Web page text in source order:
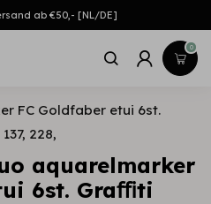
ab €50,- [NL/DE]
0
FC Goldfaber etui 6st.
228,
aquarelmarker
6st. Graﬃti